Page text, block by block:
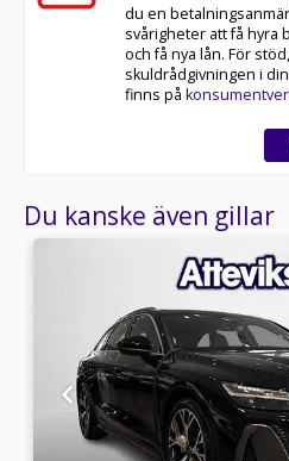
du en
svårigheter att få hyra
och få nya lån. För
skuldrådgivningen i
finns på
Du kanske även gillar